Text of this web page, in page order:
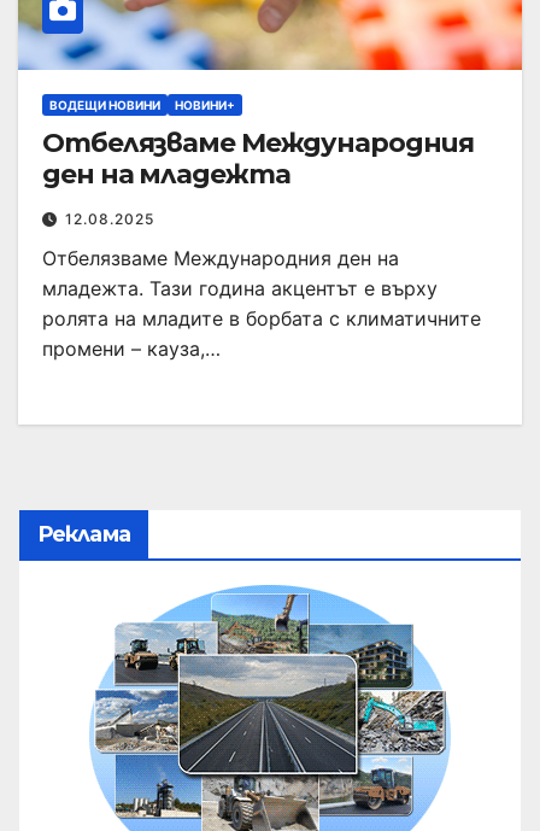
ВОДЕЩИ НОВИНИ НОВИНИ+
Отбелязваме Международния
ден на младежта
12.08.2025
Отбелязваме Международния ден на
младежта. Тази година акцентът е върху
ролята на младите в борбата с климатичните
промени – кауза,…
Реклама